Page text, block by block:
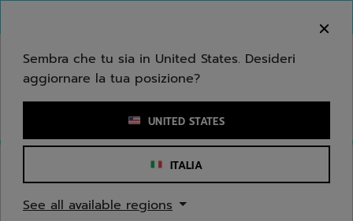
Inserisci una parola chiave o il numero di un articolo
Abbigliamento
ABBLIGLIAMENTO DA TENNIS,
Sembra che tu sia in United States. Desideri
aggiornare la tua posizione?
UNITED STATES
ITALIA
See all available regions